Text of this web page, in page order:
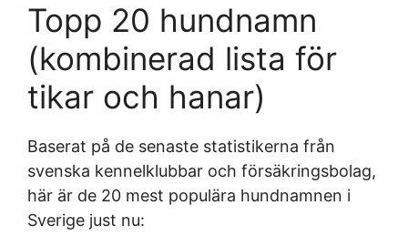
Topp 20 hundnamn
(kombinerad lista för
tikar och hanar)
Baserat på de senaste statistikerna från
svenska kennelklubbar och försäkringsbolag,
här är de 20 mest populära hundnamnen i
Sverige just nu: